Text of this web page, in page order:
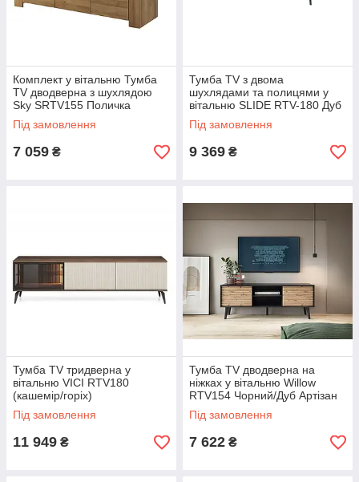
Комплект у вітальню Тумба
TV дводверна з шухлядою
Sky SRTV155 Поличка
настінна P155 Дуб Рів'єра
Meble Piaski
Під замовлення
7 059 ₴
Тумба TV з двома
шухлядами та полицями у
вітальню SLIDE RTV-180 Дуб
золотий
Під замовлення
9 369 ₴
Тумба TV тридверна у
вітальню VICI RTV180
(кашемір/горіх)
Під замовлення
11 949 ₴
Тумба TV дводверна на
ніжках у вітальню Willow
RTV154 Чорний/Дуб Артізан
Meble Piaski
Під замовлення
7 622 ₴